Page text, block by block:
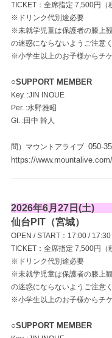
TICKET：全席指定 7,500円（
※ドリンク代別途必要
※未就学児童は保護者の膝上
の迷惑にならないようご注意く
※小学生以上のお子様からチ
○SUPPORT MEMBER
Key. :JIN INOUE
Per. :水野雅昭
Gt. :田中 幹人
問）マウントアライブ 050-
https://www.mountalive.com/
2026年6月27日(土)
仙台PIT（宮城）
OPEN / START：17:00 / 17:30
TICKET：全席指定 7,500円（
※ドリンク代別途必要
※未就学児童は保護者の膝上
の迷惑にならないようご注意く
※小学生以上のお子様からチ
○SUPPORT MEMBER